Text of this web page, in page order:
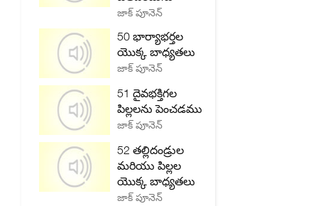
జాక్ పూనెన్
50 భార్యాభర్తల
యొక్క బాధ్యతలు
జాక్ పూనెన్
51 దైవభక్తిగల
పిల్లలను పెంచడము
జాక్ పూనెన్
52 తల్లిదండ్రుల
మరియు పిల్లల
యొక్క బాధ్యతలు
జాక్ పూనెన్